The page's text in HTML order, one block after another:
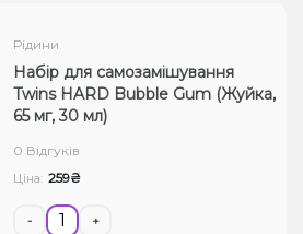
Рідини
Набір для самозамішування
Twins HARD Bubble Gum (Жуйка,
65 мг, 30 мл)
0 Відгуків
Ціна: 259₴
- +